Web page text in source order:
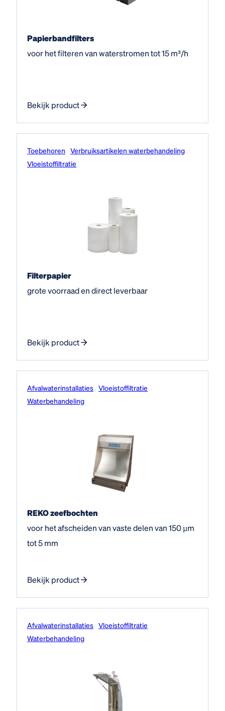
Papierbandfilters
voor het filteren van waterstromen tot 15 m³/h
Bekijk product
Toebehoren
Verbruiksartikelen waterbehandeling
Vloeistof­filtratie
Filterpapier
grote voorraad en direct leverbaar
Bekijk product
Afvalwater­installaties Vloeistof­filtratie
Water­behandeling
REKO zeefbochten
voor het afscheiden van vaste delen van 150 µm
tot 5 mm
Bekijk product
Afvalwater­installaties Vloeistof­filtratie
Water­behandeling